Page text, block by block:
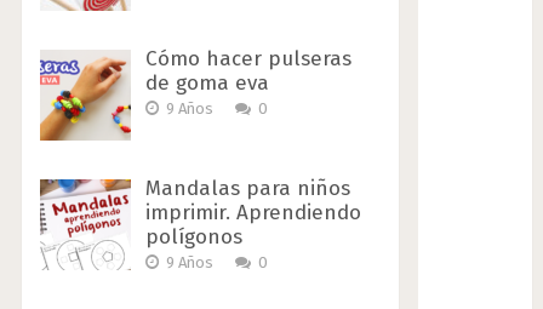
Cómo hacer pulseras
de goma eva
9 Años 0
Mandalas para niños
imprimir. Aprendiendo
polígonos
9 Años 0